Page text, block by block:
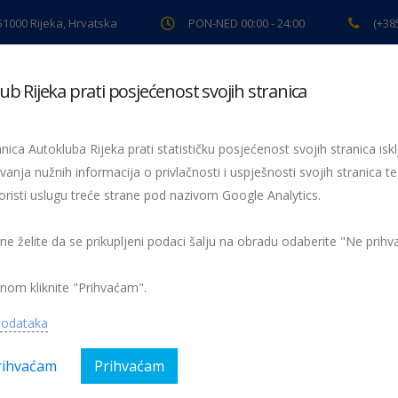
Rijeka, Hrvatska PON-NED 00:00 - 24:00
pregled Pomoć na cesti Servis Preventiva
Žmigavac 18
Rijeka prati posjećenost svojih stranica
Autokluba Rijeka prati statističku posjećenost svojih stranica
nužnih informacija o privlačnosti i uspješnosti svojih stranica te
uslugu treće strane pod nazivom Google Analytics.
želite da se prikupljeni podaci šalju na obradu odaberite "Ne
kliknite "Prihvaćam".
Prihvaćam